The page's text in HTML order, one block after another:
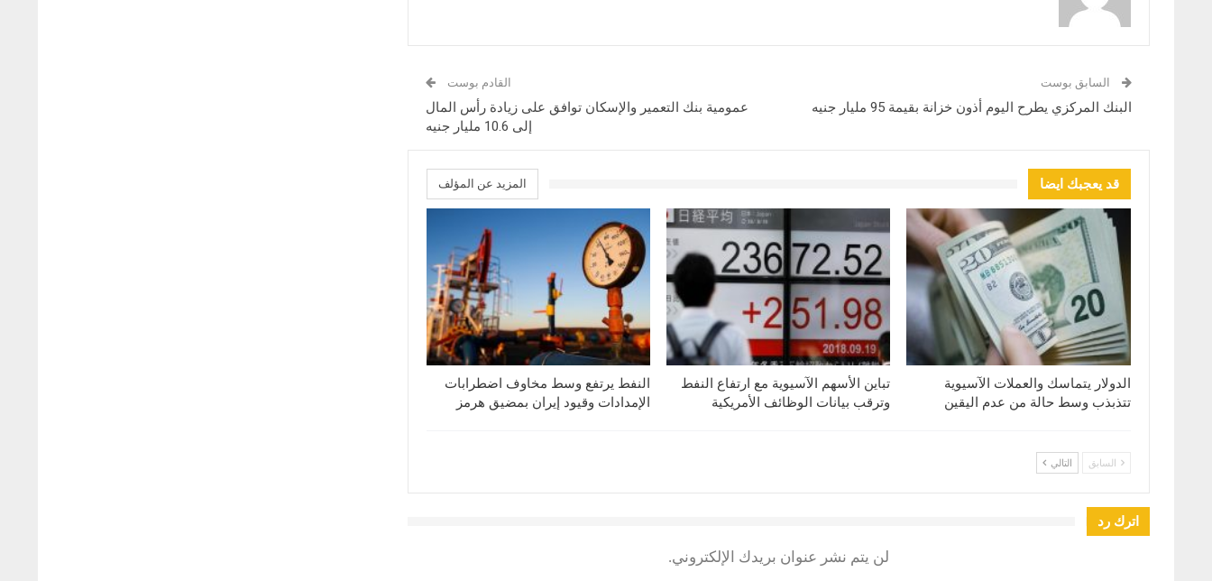
السابق بوست
البنك المركزي يطرح اليوم أذون خزانة بقيمة 95 مليار جنيه
القادم بوست
عمومية بنك التعمير والإسكان توافق على زيادة رأس المال
إلى 10.6 مليار جنيه
قد يعجبك ايضا المزيد عن المؤلف
الدولار يتماسك والعملات الآسيوية
تتذبذب وسط حالة من عدم اليقين
تباين الأسهم الآسيوية مع ارتفاع النفط
وترقب بيانات الوظائف الأمريكية
النفط يرتفع وسط مخاوف اضطرابات
الإمدادات وقيود إيران بمضيق هرمز
السابق التالي
اترك رد
لن يتم نشر عنوان بريدك الإلكتروني.